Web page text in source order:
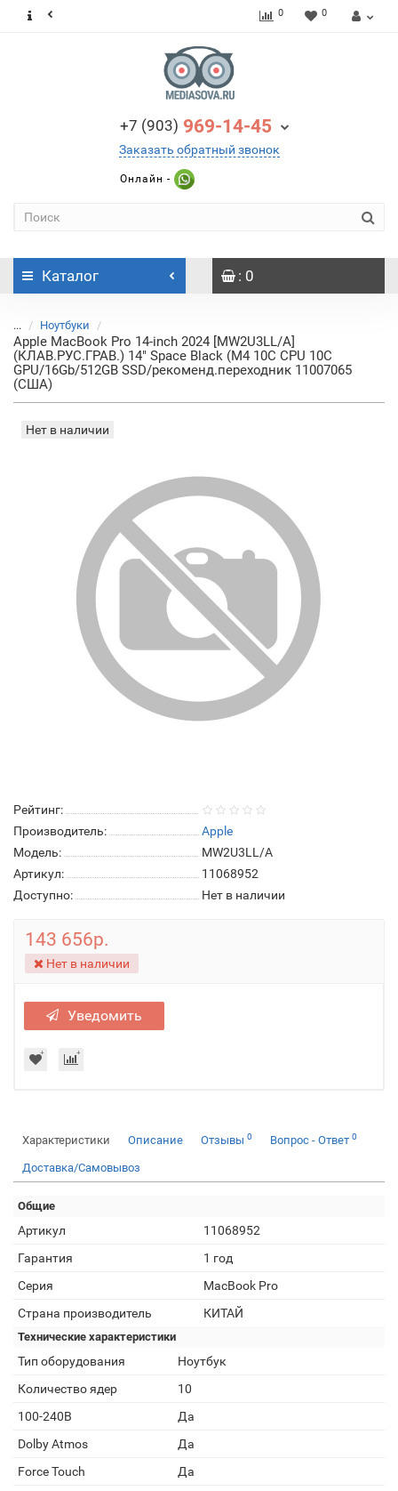
0 0
+7 (903) 969-14-45
Заказать обратный звонок
Онлайн -
Каталог : 0
... Ноутбуки
Apple MacBook Pro 14-inch 2024 [MW2U3LL/A]
(КЛАВ.РУС.ГРАВ.) 14" Space Black (M4 10C CPU 10C
GPU/16Gb/512GB SSD/рекоменд.переходник 11007065
(США)
Нет в наличии
Рейтинг:
Производитель:
Apple
Модель:
MW2U3LL/A
Артикул:
11068952
Доступно:
Нет в наличии
143 656р.
Нет в наличии
Уведомить
Характеристики Описание Отзывы 0 Вопрос - Ответ 0
Доставка/Самовывоз
Общие
Артикул
11068952
Гарантия
1 год
Серия
MacBook Pro
Страна производитель
КИТАЙ
Технические характеристики
Тип оборудования
Ноутбук
Количество ядер
10
100-240В
Да
Dolby Atmos
Да
Force Touch
Да